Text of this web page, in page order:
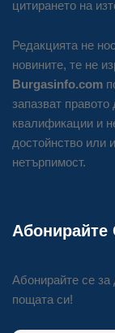
цитирането на
Редакцията не
новините, те не
Burgasinfo.com
запазват
квалификации и
достойнство или
нетърпимост.
Абонирайте се за
пощата си!